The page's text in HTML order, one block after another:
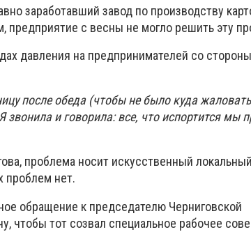
заработавший завод по производству
предприятие с весны не могло решить эту
давления на предпринимателей со стороны
после обеда (чтобы не было куда
и говорила: все, что испортится мы
проблема носит искусственный
проблем нет.
обращение к председателю Черниговской
чтобы тот созвал специальное рабочее